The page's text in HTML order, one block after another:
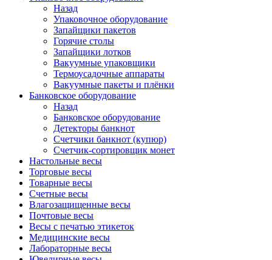
Назад
Упаковочное оборудование
Запайщики пакетов
Горячие столы
Запайщики лотков
Вакуумные упаковщики
Термоусадочные аппараты
Вакуумные пакеты и плёнки
Банковское оборудование
Назад
Банковское оборудование
Детекторы банкнот
Cчетчики банкнот (купюр)
Счетчик-сортировщик монет
Настольные весы
Торговые весы
Товарные весы
Счетные весы
Влагозащищенные весы
Почтовые весы
Весы с печатью этикеток
Медицинские весы
Лабораторные весы